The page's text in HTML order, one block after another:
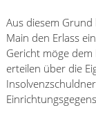
Aus diesem
Main den Erlass
Gericht möge
erteilen über die